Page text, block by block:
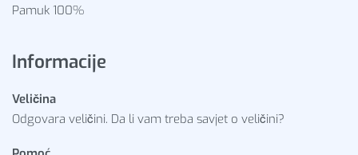
Pamuk 100%
Informacije
Veličina
Odgovara veličini. Da li vam treba savjet o veličini?